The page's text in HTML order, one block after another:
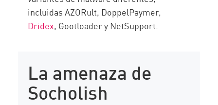
incluidas AZORult, DoppelPaymer,
Dridex, Gootloader y NetSupport.
La amenaza de
Socholish